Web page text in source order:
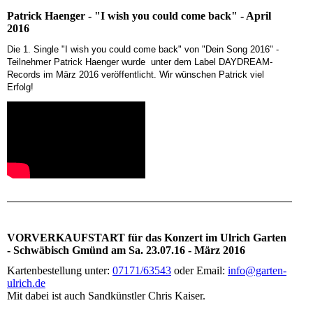
Patrick Haenger - "I wish you could come back" - April
2016
Die 1. Single "I wish you could come back" von "Dein Song 2016" -
Teilnehmer Patrick Haenger wurde unter dem Label DAYDREAM-
Records im März 2016 veröffentlicht. Wir wünschen Patrick viel
Erfolg!
VORVERKAUFSTART für das Konzert im Ulrich Garten
- Schwäbisch Gmünd am Sa. 23.07.16 - März 2016
Kartenbestellung unter: 07171/63543 oder Email: info@garten-
ulrich.de
Mit dabei ist auch Sandkünstler Chris Kaiser.